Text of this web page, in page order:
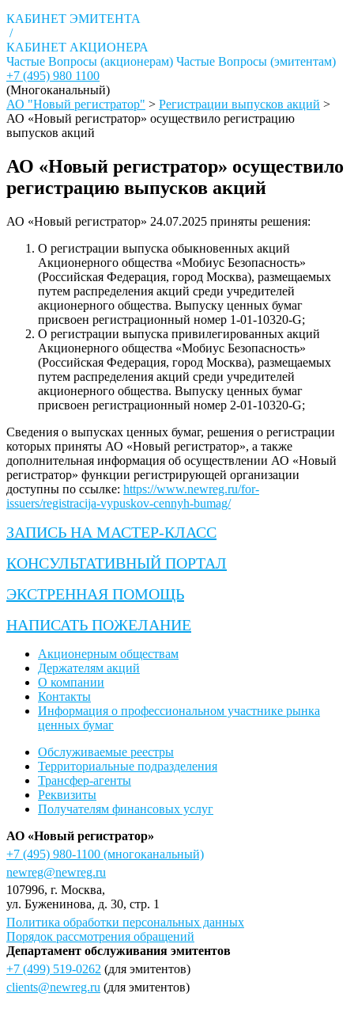
КАБИНЕТ ЭМИТЕНТА
/
КАБИНЕТ АКЦИОНЕРА
Частые Вопросы (акционерам) Частые Вопросы (эмитентам)
+7 (495) 980 1100
(Многоканальный)
АО "Новый регистратор" > Регистрации выпусков акций >
АО «Новый регистратор» осуществило регистрацию
выпусков акций
АО «Новый регистратор» осуществило
регистрацию выпусков акций
АО «Новый регистратор» 24.07.2025 приняты решения:
О регистрации выпуска обыкновенных акций
Акционерного общества «Мобиус Безопасность»
(Российская Федерация, город Москва), размещаемых
путем распределения акций среди учредителей
акционерного общества. Выпуску ценных бумаг
присвоен регистрационный номер 1-01-10320-G;
О регистрации выпуска привилегированных акций
Акционерного общества «Мобиус Безопасность»
(Российская Федерация, город Москва), размещаемых
путем распределения акций среди учредителей
акционерного общества. Выпуску ценных бумаг
присвоен регистрационный номер 2-01-10320-G;
Сведения о выпусках ценных бумаг, решения о регистрации
которых приняты АО «Новый регистратор», а также
дополнительная информация об осуществлении АО «Новый
регистратор» функции регистрирующей организации
доступны по ссылке: https://www.newreg.ru/for-
issuers/registracija-vypuskov-cennyh-bumag/
ЗАПИСЬ НА МАСТЕР-КЛАСС
КОНСУЛЬТАТИВНЫЙ ПОРТАЛ
ЭКСТРЕННАЯ ПОМОЩЬ
НАПИСАТЬ ПОЖЕЛАНИЕ
Акционерным обществам
Держателям акций
О компании
Контакты
Информация о профессиональном участнике рынка
ценных бумаг
Обслуживаемые реестры
Территориальные подразделения
Трансфер-агенты
Реквизиты
Получателям финансовых услуг
АО «Новый регистратор»
+7 (495) 980-1100 (многоканальный)
newreg@newreg.ru
107996, г. Москва,
ул. Буженинова, д. 30, стр. 1
Политика обработки персональных данных
Порядок рассмотрения обращений
Департамент обслуживания эмитентов
+7 (499) 519-0262 (для эмитентов)
clients@newreg.ru (для эмитентов)